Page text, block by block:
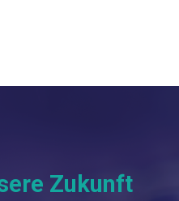
Zukunft